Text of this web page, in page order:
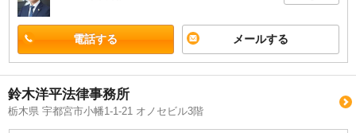
電話する メールする
鈴木洋平法律事務所
栃木県 宇都宮市小幡1-1-21 オノセビル3階